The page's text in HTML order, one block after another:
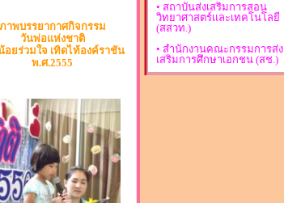
• สถาบันส่งเสริมการสอน
วิทยาศาสตร์และเทคโนโลยี
(สสวท.)
• สำนักงานคณะกรรมการส่ง
เสริมการศึกษาเอกชน (สช.)
ภาพบรรยากาศกิจกรรม
วันพ่อแห่งชาติ
อยร่วมใจ เทิดไท้องค์ราชัน
พ.ศ.2555